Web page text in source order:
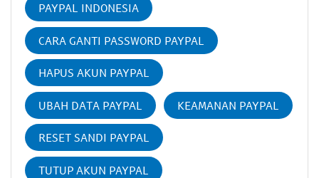
PAYPAL INDONESIA
CARA GANTI PASSWORD PAYPAL
HAPUS AKUN PAYPAL
UBAH DATA PAYPAL KEAMANAN PAYPAL
RESET SANDI PAYPAL
TUTUP AKUN PAYPAL